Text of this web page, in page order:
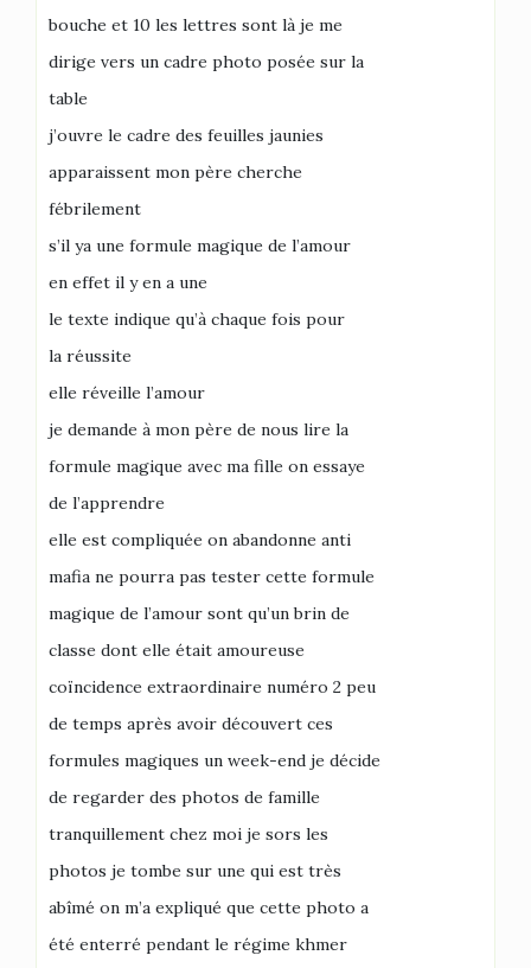
bouche et 10 les lettres sont là je me
dirige vers un cadre photo posée sur la
table
j’ouvre le cadre des feuilles jaunies
apparaissent mon père cherche
fébrilement
s’il ya une formule magique de l’amour
en effet il y en a une
le texte indique qu’à chaque fois pour
la réussite
elle réveille l’amour
je demande à mon père de nous lire la
formule magique avec ma fille on essaye
de l’apprendre
elle est compliquée on abandonne anti
mafia ne pourra pas tester cette formule
magique de l’amour sont qu’un brin de
classe dont elle était amoureuse
coïncidence extraordinaire numéro 2 peu
de temps après avoir découvert ces
formules magiques un week-end je décide
de regarder des photos de famille
tranquillement chez moi je sors les
photos je tombe sur une qui est très
abîmé on m’a expliqué que cette photo a
été enterré pendant le régime khmer